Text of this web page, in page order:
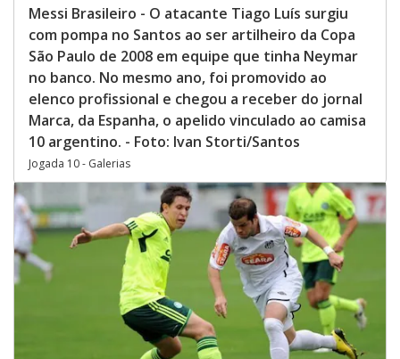
Messi Brasileiro - O atacante Tiago Luís surgiu
com pompa no Santos ao ser artilheiro da Copa
São Paulo de 2008 em equipe que tinha Neymar
no banco. No mesmo ano, foi promovido ao
elenco profissional e chegou a receber do jornal
Marca, da Espanha, o apelido vinculado ao camisa
10 argentino. - Foto: Ivan Storti/Santos
Jogada 10 - Galerias